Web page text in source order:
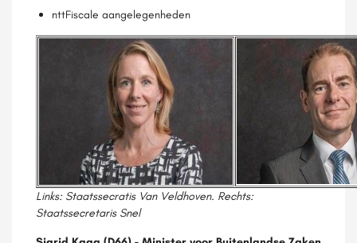
nttFiscale aangelegenheden
Links: Staatssecratis Van Veldhoven. Rechts:
Staatssecretaris Snel